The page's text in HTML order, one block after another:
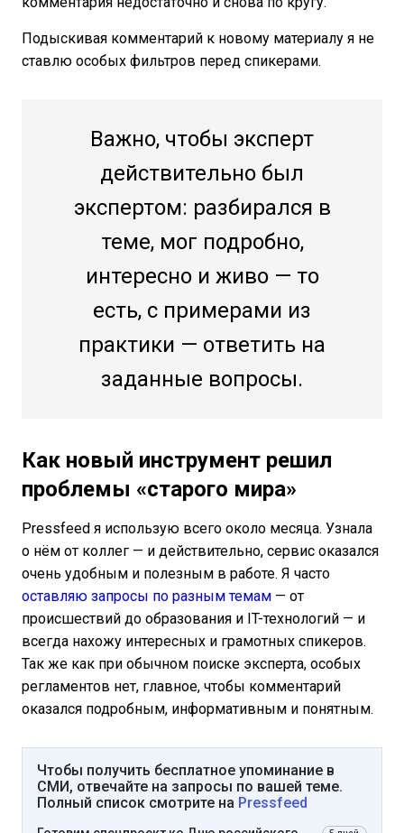
Подыскивая комментарий к новому материалу я не
ставлю особых фильтров перед спикерами.
Важно, чтобы эксперт
действительно был
экспертом: разбирался в
теме, мог подробно,
интересно и живо — то
есть, с примерами из
практики — ответить на
заданные вопросы.
Как новый инструмент решил
проблемы «старого мира»
Pressfeed я использую всего около месяца. Узнала
о нём от коллег — и действительно, сервис оказался
очень удобным и полезным в работе. Я часто
оставляю запросы по разным темам — от
происшествий до образования и IT-технологий — и
всегда нахожу интересных и грамотных спикеров.
Так же как при обычном поиске эксперта, особых
регламентов нет, главное, чтобы комментарий
оказался подробным, информативным и понятным.
Чтобы получить бесплатное упоминание в
СМИ, отвечайте на запросы по вашей теме.
Полный список смотрите на Pressfeed